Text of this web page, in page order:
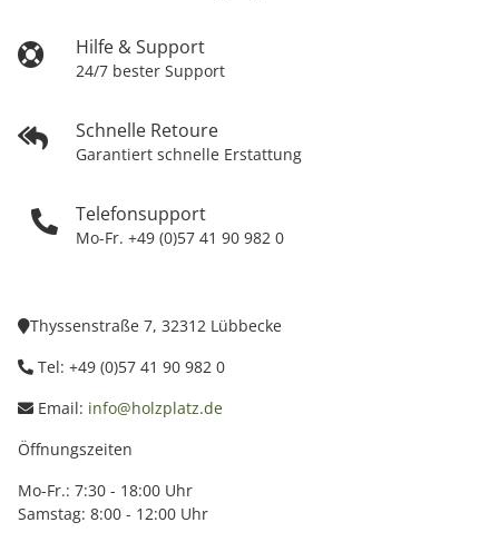
Hilfe & Support
24/7 bester Support
Schnelle Retoure
Garantiert schnelle Erstattung
Telefonsupport
Mo-Fr. +49 (0)57 41 90 982 0
Thyssenstraße 7, 32312 Lübbecke
Tel: +49 (0)57 41 90 982 0
Email: info@holzplatz.de
Öffnungszeiten
Mo-Fr.: 7:30 - 18:00 Uhr
Samstag: 8:00 - 12:00 Uhr